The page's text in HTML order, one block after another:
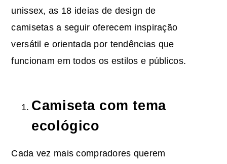
unissex, as 18 ideias de design de
camisetas a seguir oferecem inspiração
versátil e orientada por tendências que
funcionam em todos os estilos e públicos.
Camiseta com tema
ecológico
Cada vez mais compradores querem